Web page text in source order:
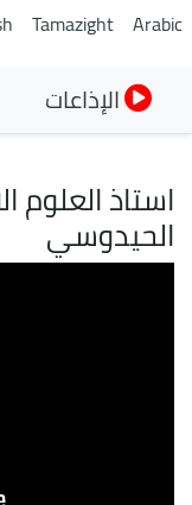
Arabic
Tamazight
الإذاعات
استاذ العلوم
الحيدوسي